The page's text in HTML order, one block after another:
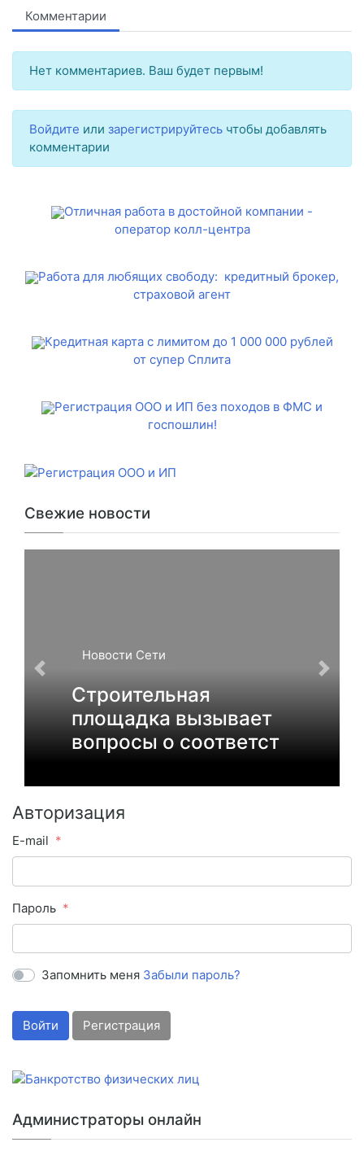
Комментарии
Нет комментариев. Ваш будет первым!
Войдите или зарегистрируйтесь чтобы добавлять
комментарии
Отличная работа в достойной компании -
оператор колл-центра
Работа для любящих свободу: кредитный брокер,
страховой агент
Кредитная карта с лимитом до 1 000 000 рублей
от супер Сплита
Регистрация ООО и ИП без походов в ФМС и
госпошлин!
Свежие новости
Новости Сети
Строительная
площадка вызывает
вопросы о соответст
Авторизация
E-mail
Пароль
Запомнить меня Забыли пароль?
Войти Регистрация
Администраторы онлайн